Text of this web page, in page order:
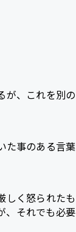
が、これを別の
た事のある言葉
しく怒られたも
、それでも必要